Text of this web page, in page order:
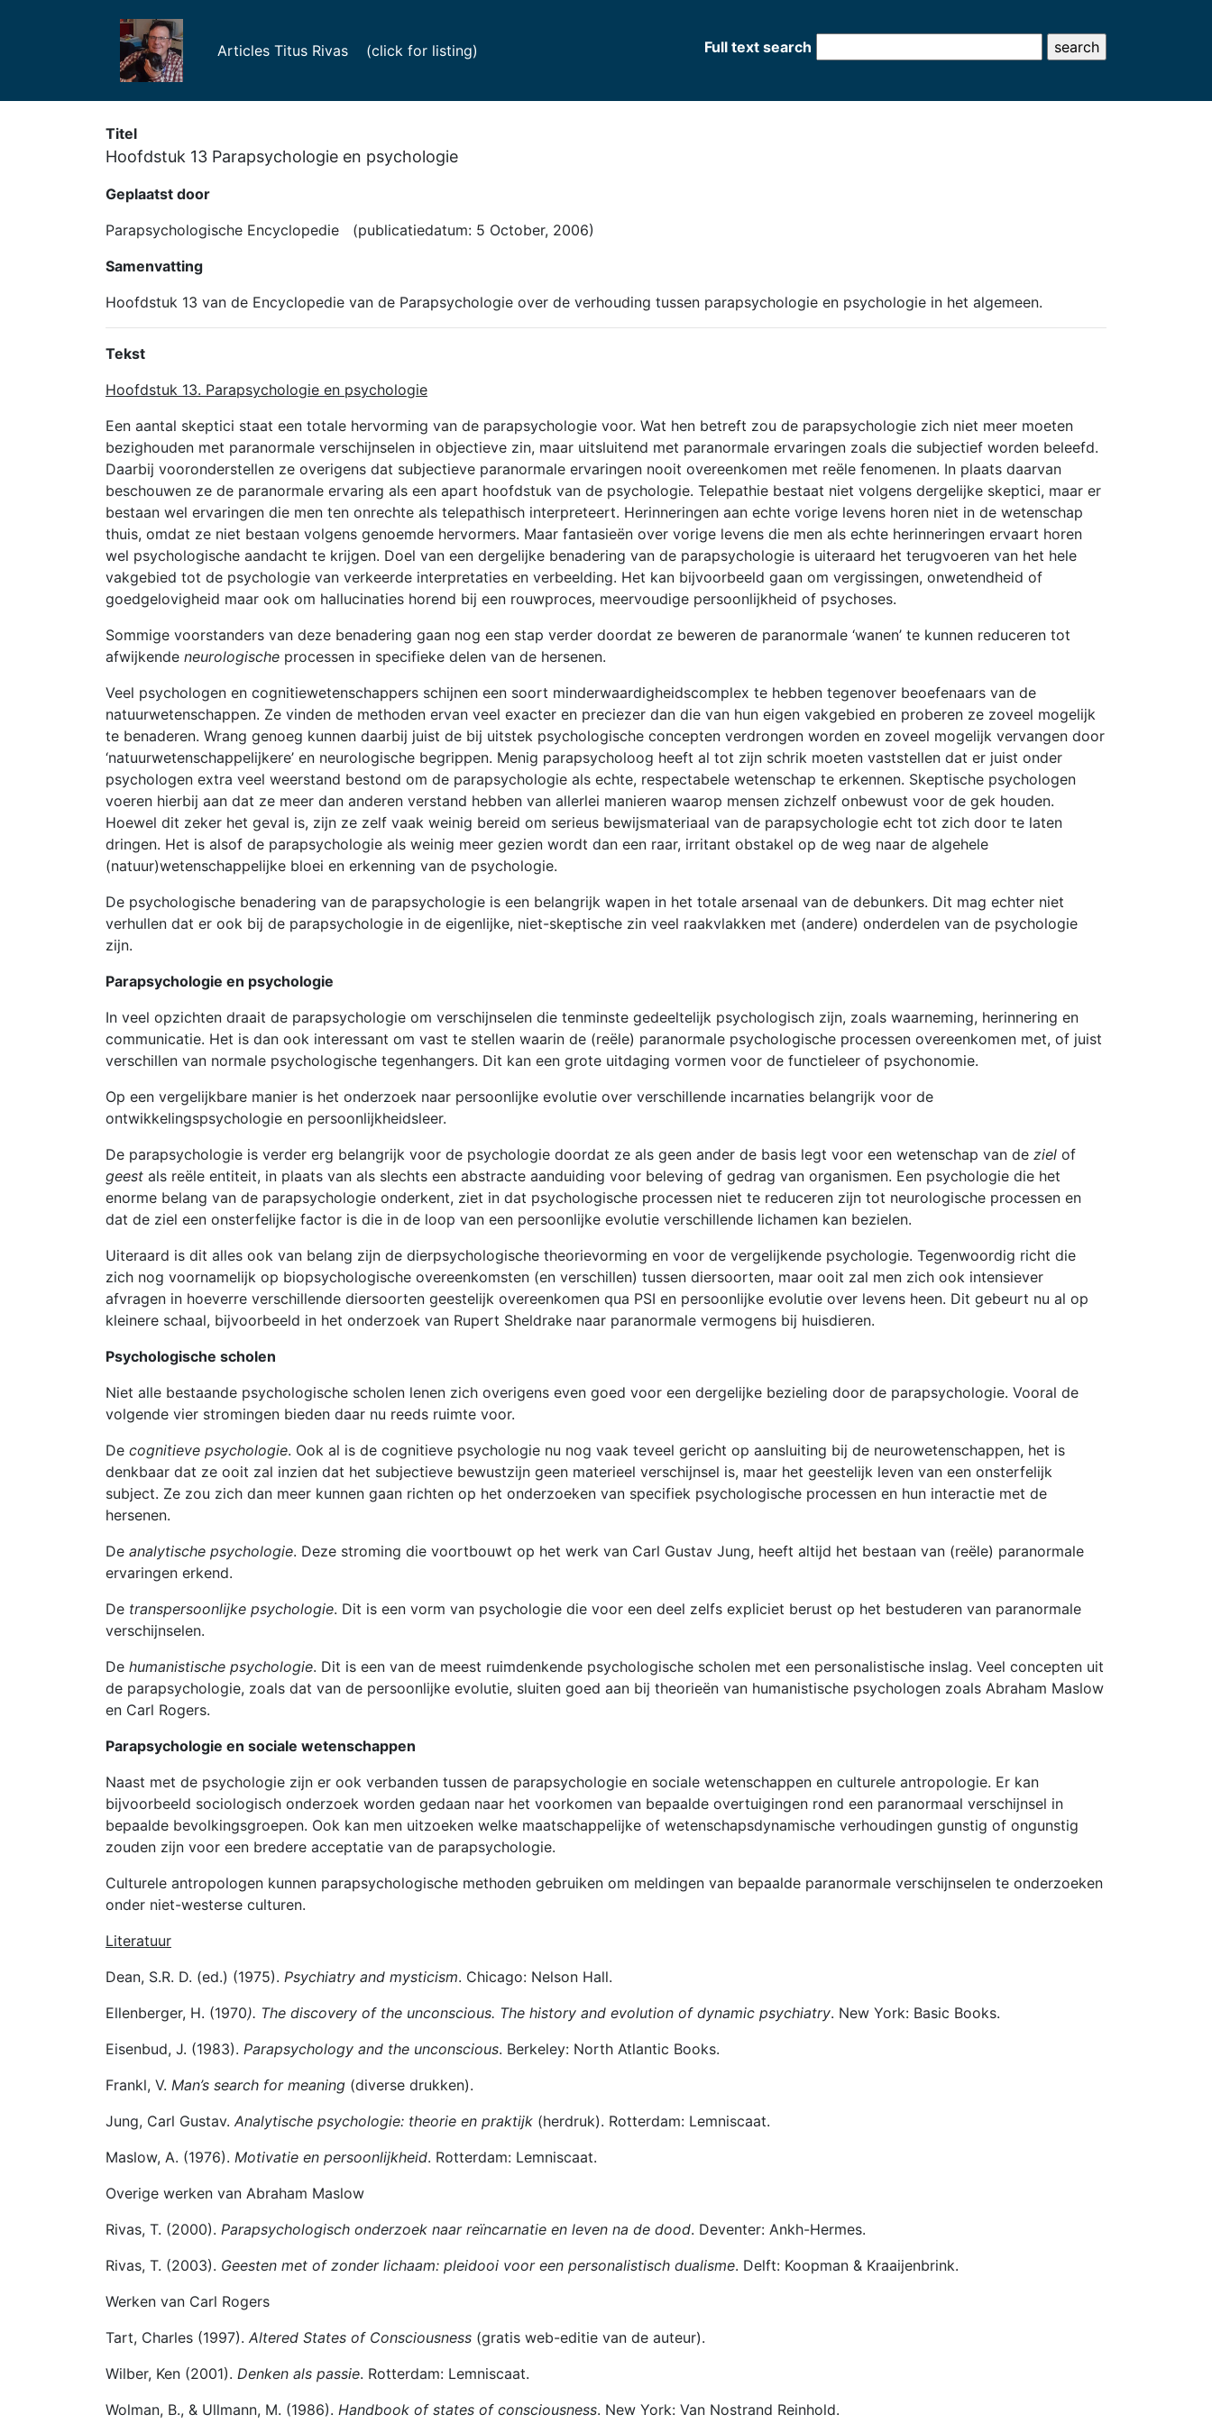
Articles Titus Rivas (click for listing) Full text search
Titel
Hoofdstuk 13 Parapsychologie en psychologie
Geplaatst door
Parapsychologische Encyclopedie (publicatiedatum: 5 October, 2006)
Samenvatting
Hoofdstuk 13 van de Encyclopedie van de Parapsychologie over de verhouding tussen parapsychologie en psychologie in het algemeen.
Tekst
Hoofdstuk 13. Parapsychologie en psychologie
Een aantal skeptici staat een totale hervorming van de parapsychologie voor. Wat hen betreft zou de parapsychologie zich niet meer moeten
bezighouden met paranormale verschijnselen in objectieve zin, maar uitsluitend met paranormale ervaringen zoals die subjectief worden beleefd.
Daarbij vooronderstellen ze overigens dat subjectieve paranormale ervaringen nooit overeenkomen met reële fenomenen. In plaats daarvan
beschouwen ze de paranormale ervaring als een apart hoofdstuk van de psychologie. Telepathie bestaat niet volgens dergelijke skeptici, maar er
bestaan wel ervaringen die men ten onrechte als telepathisch interpreteert. Herinneringen aan echte vorige levens horen niet in de wetenschap
thuis, omdat ze niet bestaan volgens genoemde hervormers. Maar fantasieën over vorige levens die men als echte herinneringen ervaart horen
wel psychologische aandacht te krijgen. Doel van een dergelijke benadering van de parapsychologie is uiteraard het terugvoeren van het hele
vakgebied tot de psychologie van verkeerde interpretaties en verbeelding. Het kan bijvoorbeeld gaan om vergissingen, onwetendheid of
goedgelovigheid maar ook om hallucinaties horend bij een rouwproces, meervoudige persoonlijkheid of psychoses.
Sommige voorstanders van deze benadering gaan nog een stap verder doordat ze beweren de paranormale ‘wanen’ te kunnen reduceren tot
afwijkende neurologische processen in specifieke delen van de hersenen.
Veel psychologen en cognitiewetenschappers schijnen een soort minderwaardigheidscomplex te hebben tegenover beoefenaars van de
natuurwetenschappen. Ze vinden de methoden ervan veel exacter en preciezer dan die van hun eigen vakgebied en proberen ze zoveel mogelijk
te benaderen. Wrang genoeg kunnen daarbij juist de bij uitstek psychologische concepten verdrongen worden en zoveel mogelijk vervangen door
‘natuurwetenschappelijkere’ en neurologische begrippen. Menig parapsycholoog heeft al tot zijn schrik moeten vaststellen dat er juist onder
psychologen extra veel weerstand bestond om de parapsychologie als echte, respectabele wetenschap te erkennen. Skeptische psychologen
voeren hierbij aan dat ze meer dan anderen verstand hebben van allerlei manieren waarop mensen zichzelf onbewust voor de gek houden.
Hoewel dit zeker het geval is, zijn ze zelf vaak weinig bereid om serieus bewijsmateriaal van de parapsychologie echt tot zich door te laten
dringen. Het is alsof de parapsychologie als weinig meer gezien wordt dan een raar, irritant obstakel op de weg naar de algehele
(natuur)wetenschappelijke bloei en erkenning van de psychologie.
De psychologische benadering van de parapsychologie is een belangrijk wapen in het totale arsenaal van de debunkers. Dit mag echter niet
verhullen dat er ook bij de parapsychologie in de eigenlijke, niet-skeptische zin veel raakvlakken met (andere) onderdelen van de psychologie
zijn.
Parapsychologie en psychologie
In veel opzichten draait de parapsychologie om verschijnselen die tenminste gedeeltelijk psychologisch zijn, zoals waarneming, herinnering en
communicatie. Het is dan ook interessant om vast te stellen waarin de (reële) paranormale psychologische processen overeenkomen met, of juist
verschillen van normale psychologische tegenhangers. Dit kan een grote uitdaging vormen voor de functieleer of psychonomie.
Op een vergelijkbare manier is het onderzoek naar persoonlijke evolutie over verschillende incarnaties belangrijk voor de
ontwikkelingspsychologie en persoonlijkheidsleer.
De parapsychologie is verder erg belangrijk voor de psychologie doordat ze als geen ander de basis legt voor een wetenschap van de ziel of
geest als reële entiteit, in plaats van als slechts een abstracte aanduiding voor beleving of gedrag van organismen. Een psychologie die het
enorme belang van de parapsychologie onderkent, ziet in dat psychologische processen niet te reduceren zijn tot neurologische processen en
dat de ziel een onsterfelijke factor is die in de loop van een persoonlijke evolutie verschillende lichamen kan bezielen.
Uiteraard is dit alles ook van belang zijn de dierpsychologische theorievorming en voor de vergelijkende psychologie. Tegenwoordig richt die
zich nog voornamelijk op biopsychologische overeenkomsten (en verschillen) tussen diersoorten, maar ooit zal men zich ook intensiever
afvragen in hoeverre verschillende diersoorten geestelijk overeenkomen qua PSI en persoonlijke evolutie over levens heen. Dit gebeurt nu al op
kleinere schaal, bijvoorbeeld in het onderzoek van Rupert Sheldrake naar paranormale vermogens bij huisdieren.
Psychologische scholen
Niet alle bestaande psychologische scholen lenen zich overigens even goed voor een dergelijke bezieling door de parapsychologie. Vooral de
volgende vier stromingen bieden daar nu reeds ruimte voor.
De cognitieve psychologie. Ook al is de cognitieve psychologie nu nog vaak teveel gericht op aansluiting bij de neurowetenschappen, het is
denkbaar dat ze ooit zal inzien dat het subjectieve bewustzijn geen materieel verschijnsel is, maar het geestelijk leven van een onsterfelijk
subject. Ze zou zich dan meer kunnen gaan richten op het onderzoeken van specifiek psychologische processen en hun interactie met de
hersenen.
De analytische psychologie. Deze stroming die voortbouwt op het werk van Carl Gustav Jung, heeft altijd het bestaan van (reële) paranormale
ervaringen erkend.
De transpersoonlijke psychologie. Dit is een vorm van psychologie die voor een deel zelfs expliciet berust op het bestuderen van paranormale
verschijnselen.
De humanistische psychologie. Dit is een van de meest ruimdenkende psychologische scholen met een personalistische inslag. Veel concepten uit
de parapsychologie, zoals dat van de persoonlijke evolutie, sluiten goed aan bij theorieën van humanistische psychologen zoals Abraham Maslow
en Carl Rogers.
Parapsychologie en sociale wetenschappen
Naast met de psychologie zijn er ook verbanden tussen de parapsychologie en sociale wetenschappen en culturele antropologie. Er kan
bijvoorbeeld sociologisch onderzoek worden gedaan naar het voorkomen van bepaalde overtuigingen rond een paranormaal verschijnsel in
bepaalde bevolkingsgroepen. Ook kan men uitzoeken welke maatschappelijke of wetenschapsdynamische verhoudingen gunstig of ongunstig
zouden zijn voor een bredere acceptatie van de parapsychologie.
Culturele antropologen kunnen parapsychologische methoden gebruiken om meldingen van bepaalde paranormale verschijnselen te onderzoeken
onder niet-westerse culturen.
Literatuur
Dean, S.R. D. (ed.) (1975). Psychiatry and mysticism. Chicago: Nelson Hall.
Ellenberger, H. (1970). The discovery of the unconscious. The history and evolution of dynamic psychiatry. New York: Basic Books.
Eisenbud, J. (1983). Parapsychology and the unconscious. Berkeley: North Atlantic Books.
Frankl, V. Man’s search for meaning (diverse drukken).
Jung, Carl Gustav. Analytische psychologie: theorie en praktijk (herdruk). Rotterdam: Lemniscaat.
Maslow, A. (1976). Motivatie en persoonlijkheid. Rotterdam: Lemniscaat.
Overige werken van Abraham Maslow
Rivas, T. (2000). Parapsychologisch onderzoek naar reïncarnatie en leven na de dood. Deventer: Ankh-Hermes.
Rivas, T. (2003). Geesten met of zonder lichaam: pleidooi voor een personalistisch dualisme. Delft: Koopman & Kraaijenbrink.
Werken van Carl Rogers
Tart, Charles (1997). Altered States of Consciousness (gratis web-editie van de auteur).
Wilber, Ken (2001). Denken als passie. Rotterdam: Lemniscaat.
Wolman, B., & Ullmann, M. (1986). Handbook of states of consciousness. New York: Van Nostrand Reinhold.